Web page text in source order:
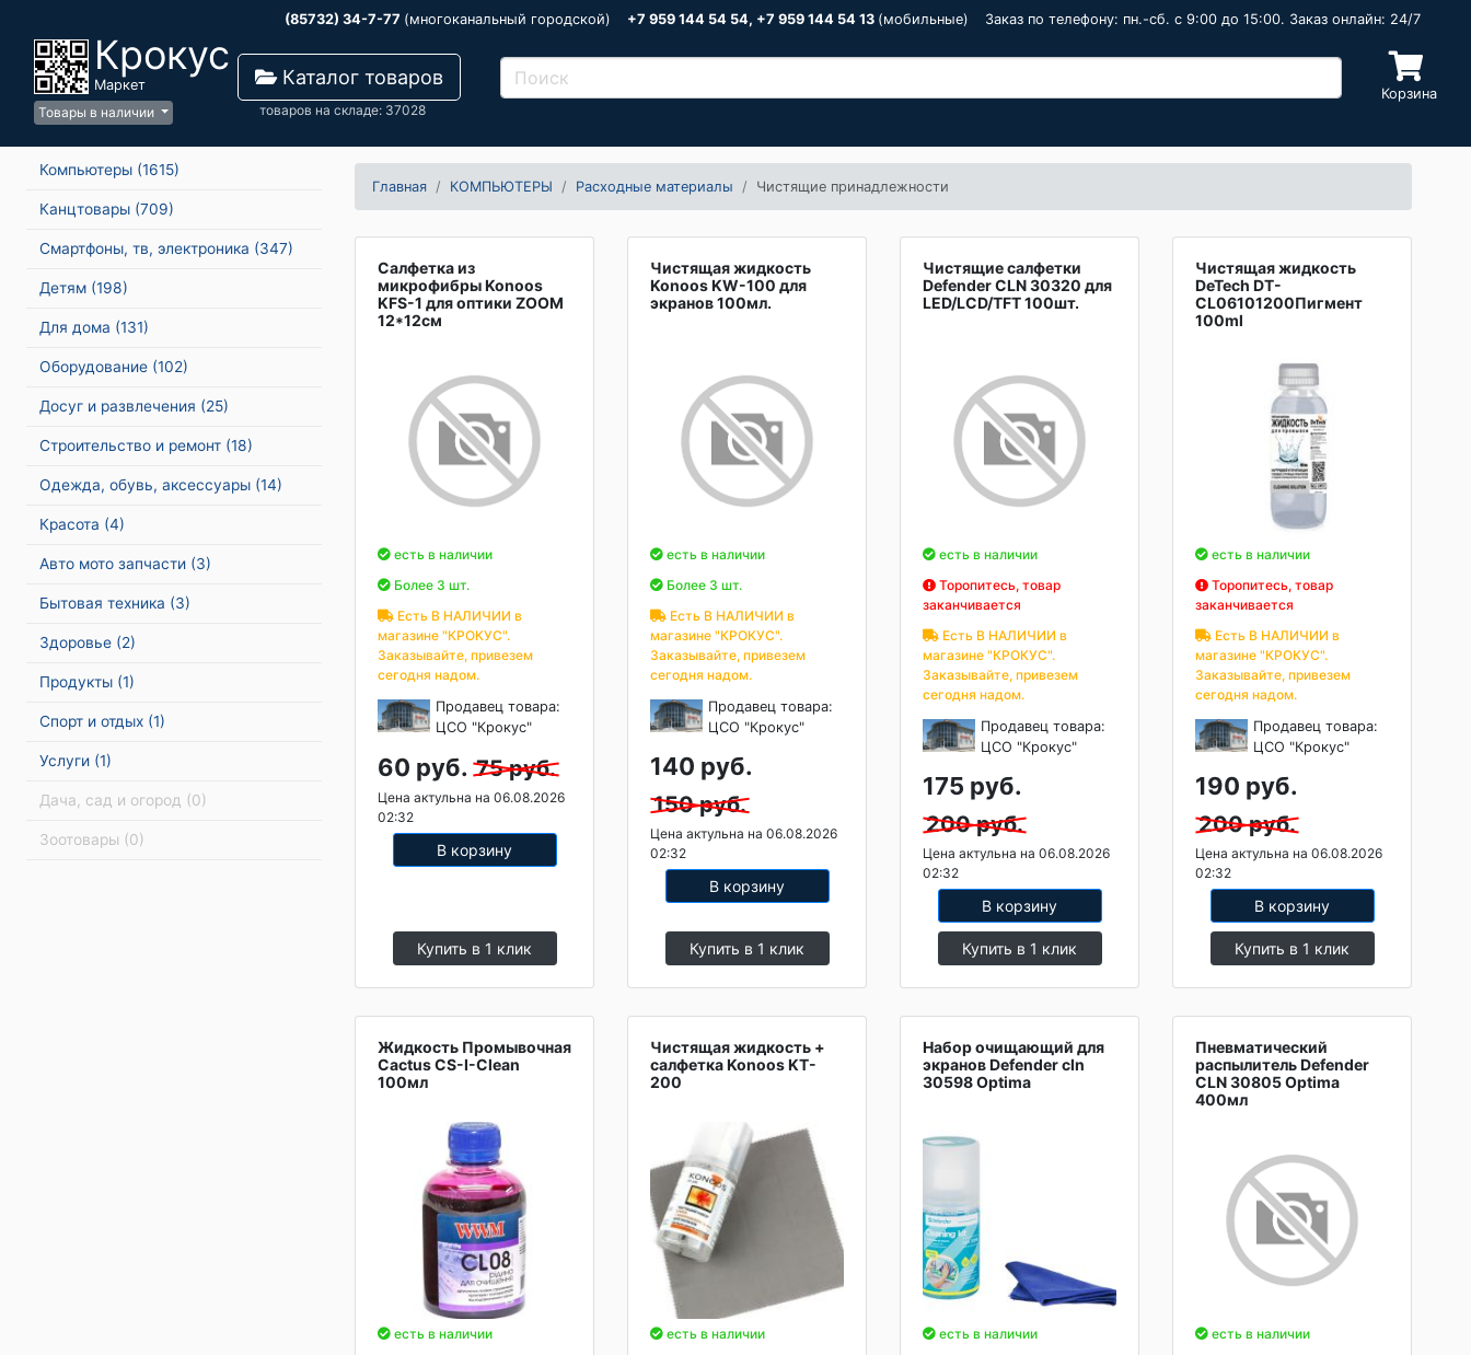
(85732) 34-7-77 (многоканальный городской) +7 959 144 54 54, +7 959 144 54 13 (мобильные) Заказ по телефону: пн.-сб. c 9:00 до 15:00. Заказ онлайн: 24/7
Крокус
Маркет
Товары в наличии
Каталог товаров
товаров на складе: 37028
Корзина
Компьютеры (1615)
Канцтовары (709)
Смартфоны, тв, электроника (347)
Детям (198)
Для дома (131)
Оборудование (102)
Досуг и развлечения (25)
Строительство и ремонт (18)
Одежда, обувь, аксессуары (14)
Красота (4)
Авто мото запчасти (3)
Бытовая техника (3)
Здоровье (2)
Продукты (1)
Спорт и отдых (1)
Услуги (1)
Дача, сад и огород (0)
Зоотовары (0)
Главная КОМПЬЮТЕРЫ Расходные материалы Чистящие принадлежности
Салфетка из
микрофибры Konoos
KFS-1 для оптики ZOOM
12*12см
есть в наличии
Более 3 шт.
Есть В НАЛИЧИИ в
магазине "КРОКУС".
Заказывайте, привезем
сегодня надом.
Продавец товара:
ЦСО "Крокус"
60 руб. 75 руб.
Цена актульна на 06.08.2026
02:32
В корзину
Купить в 1 клик
Чистящая жидкость
Konoos KW-100 для
экранов 100мл.
есть в наличии
Более 3 шт.
Есть В НАЛИЧИИ в
магазине "КРОКУС".
Заказывайте, привезем
сегодня надом.
Продавец товара:
ЦСО "Крокус"
140 руб.
150 руб.
Цена актульна на 06.08.2026
02:32
В корзину
Купить в 1 клик
Чистящие салфетки
Defender CLN 30320 для
LED/LCD/TFT 100шт.
есть в наличии
Торопитесь, товар
заканчивается
Есть В НАЛИЧИИ в
магазине "КРОКУС".
Заказывайте, привезем
сегодня надом.
Продавец товара:
ЦСО "Крокус"
175 руб.
200 руб.
Цена актульна на 06.08.2026
02:32
В корзину
Купить в 1 клик
Чистящая жидкость
DeTech DT-
CL06101200Пигмент
100ml
есть в наличии
Торопитесь, товар
заканчивается
Есть В НАЛИЧИИ в
магазине "КРОКУС".
Заказывайте, привезем
сегодня надом.
Продавец товара:
ЦСО "Крокус"
190 руб.
200 руб.
Цена актульна на 06.08.2026
02:32
В корзину
Купить в 1 клик
Жидкость Промывочная
Cactus CS-I-Clean
100мл
есть в наличии
Чистящая жидкость +
салфетка Konoos KT-
200
есть в наличии
Набор очищающий для
экранов Defender cln
30598 Optima
есть в наличии
Пневматический
распылитель Defender
CLN 30805 Optima
400мл
есть в наличии